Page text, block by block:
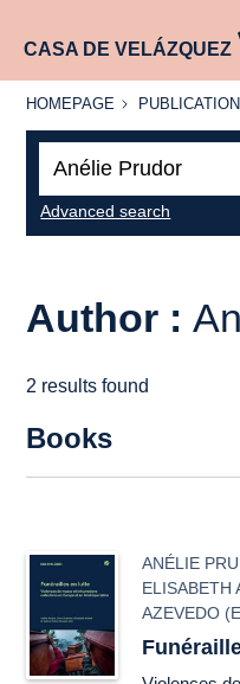
CASA DE VELÁZQUEZ
HOMEPAGE
HOMEPAGE
Advanced search
Author :
2 results found
Books
ANÉLIE
ELISABETH
AZEVEDO